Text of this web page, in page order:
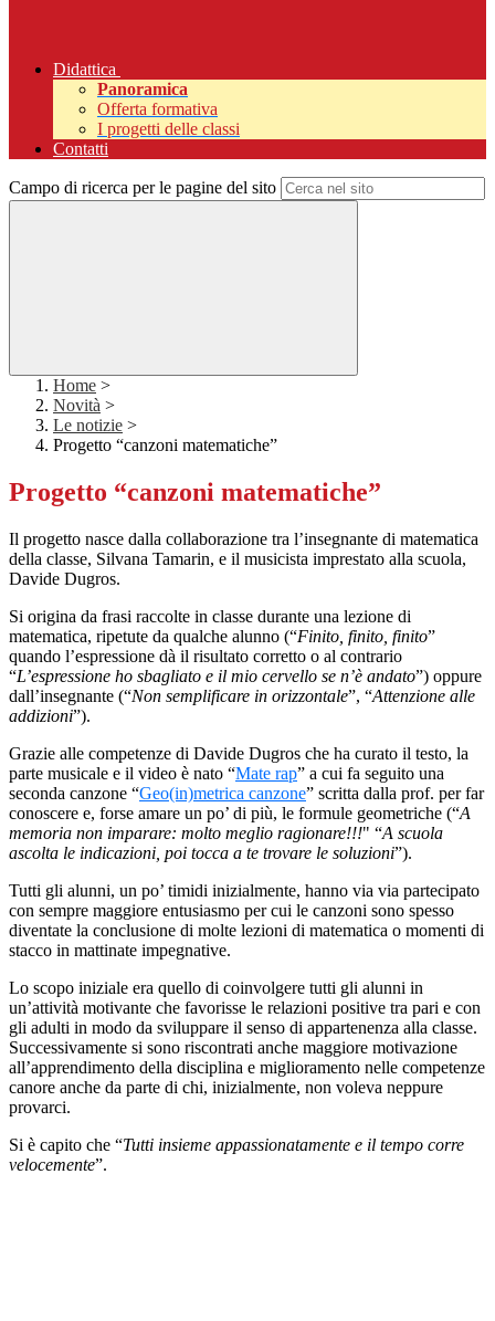
Didattica
Panoramica
Offerta formativa
I progetti delle classi
Contatti
Campo di ricerca per le pagine del sito
Home >
Novità >
Le notizie >
Progetto “canzoni matematiche”
Progetto “canzoni matematiche”
Il progetto nasce dalla collaborazione tra l’insegnante di matematica
della classe, Silvana Tamarin, e il musicista imprestato alla scuola,
Davide Dugros.
Si origina da frasi raccolte in classe durante una lezione di
matematica, ripetute da qualche alunno (“Finito, finito, finito”
quando l’espressione dà il risultato corretto o al contrario
“L’espressione ho sbagliato e il mio cervello se n’è andato”) oppure
dall’insegnante (“Non semplificare in orizzontale”, “Attenzione alle
addizioni”).
Grazie alle competenze di Davide Dugros che ha curato il testo, la
parte musicale e il video è nato “Mate rap” a cui fa seguito una
seconda canzone “Geo(in)metrica canzone” scritta dalla prof. per far
conoscere e, forse amare un po’ di più, le formule geometriche (“A
memoria non imparare: molto meglio ragionare!!!" “A scuola
ascolta le indicazioni, poi tocca a te trovare le soluzioni”).
Tutti gli alunni, un po’ timidi inizialmente, hanno via via partecipato
con sempre maggiore entusiasmo per cui le canzoni sono spesso
diventate la conclusione di molte lezioni di matematica o momenti di
stacco in mattinate impegnative.
Lo scopo iniziale era quello di coinvolgere tutti gli alunni in
un’attività motivante che favorisse le relazioni positive tra pari e con
gli adulti in modo da sviluppare il senso di appartenenza alla classe.
Successivamente si sono riscontrati anche maggiore motivazione
all’apprendimento della disciplina e miglioramento nelle competenze
canore anche da parte di chi, inizialmente, non voleva neppure
provarci.
Si è capito che “Tutti insieme appassionatamente e il tempo corre
velocemente”.